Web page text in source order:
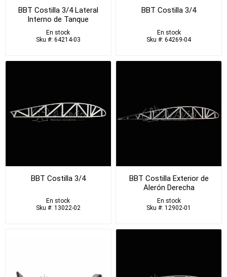
BBT Costilla 3/4 Lateral
Interno de Tanque
En stock
Sku #: 64214-03
BBT Costilla 3/4
En stock
Sku #: 64269-04
BBT Costilla 3/4
En stock
Sku #: 13022-02
BBT Costilla Exterior de
Alerón Derecha
En stock
Sku #: 12902-01